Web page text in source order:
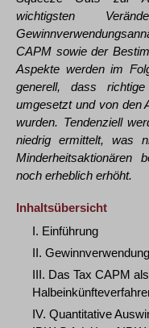
wichtigsten
CAPM sowie der
Aspekte werden im
generell, dass richtige
umgesetzt und von den
wurden. Tendenziell
niedrig ermittelt, was
Minderheitsaktionären
noch erheblich erhöht.
Inhaltsübersicht
I. Einführung
II.
III. Das Tax CAPM
IV. Quantitative